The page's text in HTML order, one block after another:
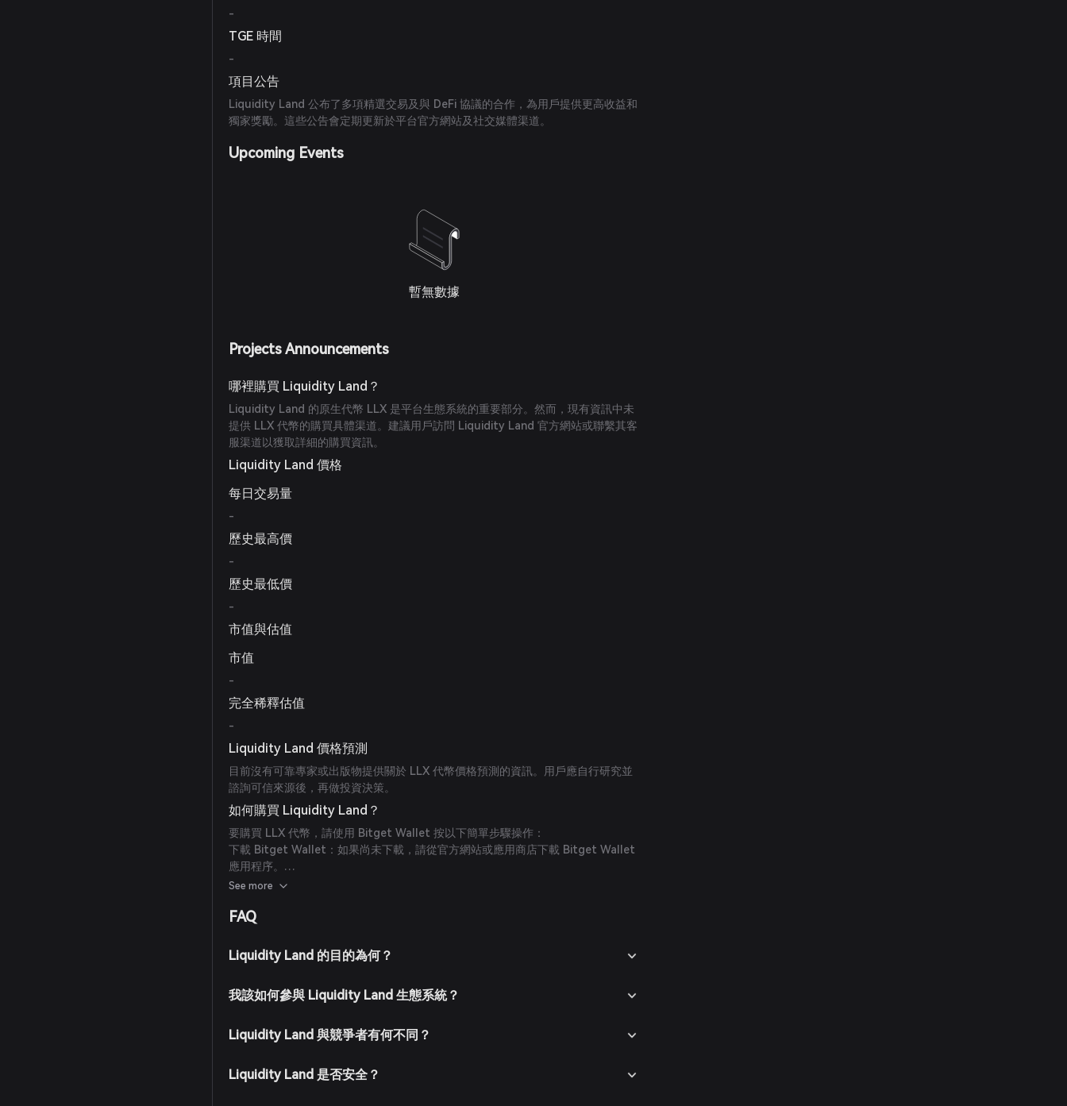
-
TGE 時間
-
項目公告
Liquidity Land 公布了多項精選交易及與 DeFi 協議的合作，為用戶提供更高收益和
獨家獎勵。這些公告會定期更新於平台官方網站及社交媒體渠道。
Upcoming Events
暫無數據
Projects Announcements
哪裡購買 Liquidity Land？
Liquidity Land 的原生代幣 LLX 是平台生態系統的重要部分。然而，現有資訊中未
提供 LLX 代幣的購買具體渠道。建議用戶訪問 Liquidity Land 官方網站或聯繫其客
服渠道以獲取詳細的購買資訊。
Liquidity Land 價格
每日交易量
-
歷史最高價
-
歷史最低價
-
市值與估值
市值
-
完全稀釋估值
-
Liquidity Land 價格預測
目前沒有可靠專家或出版物提供關於 LLX 代幣價格預測的資訊。用戶應自行研究並
諮詢可信來源後，再做投資決策。
如何購買 Liquidity Land？
要購買 LLX 代幣，請使用 Bitget Wallet 按以下簡單步驟操作：
下載 Bitget Wallet：如果尚未下載，請從官方網站或應用商店下載 Bitget Wallet
應用程序。
創建賬戶：打開應用並按照屏幕指示創建新賬戶。請確保使用強密碼保護您的賬
為錢包充值：通過轉帳加密貨幣或使用支持的法幣支付方式購買加密貨幣，將資金
進入市場：在 Bitget Wallet 中，前往市場版塊，搜索 LLX 以查看可用交易對。
下單購買：選擇所需交易對（如 LLX/USDT），輸入購買數量並確認訂單。交易完
See more
FAQ
Liquidity Land 的目的為何？
我該如何參與 Liquidity Land 生態系統？
Liquidity Land 與競爭者有何不同？
Liquidity Land 是否安全？